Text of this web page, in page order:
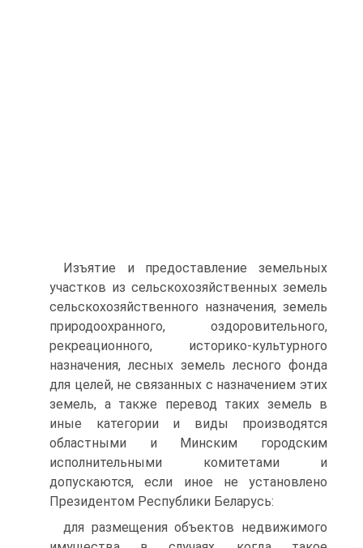
Изъятие и предоставление земельных
участков из сельскохозяй­ственных земель
сельскохозяйственного назначения, земель
приро­доохранного, оздоровительного,
рекреационного, историко-культур­ного
назначения, лесных земель лесного фонда
для целей, не связан­ных с назначением этих
земель, а также перевод таких земель в
иные категории и виды производятся
областными и Минским городским
исполнительными комитетами и
допускаются, если иное не установ­лено
Президентом Республики Беларусь:
для размещения объектов недвижимого